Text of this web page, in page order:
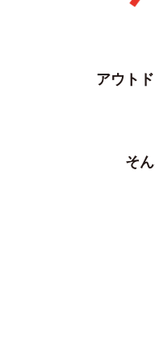
アウト
そ